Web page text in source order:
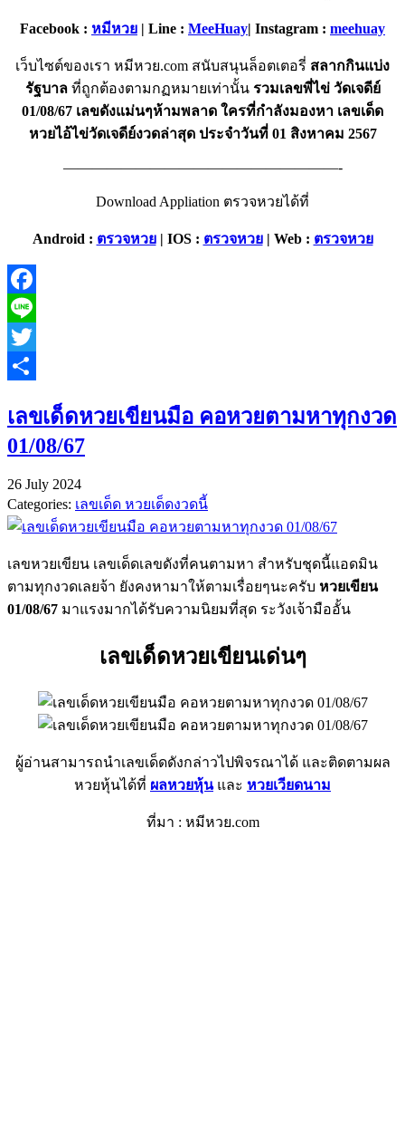
Facebook : หมีหวย | Line : MeeHuay| Instagram : meehuay
เว็บไซต์ของเรา หมีหวย.com สนับสนุนล็อตเตอรี่ สลากกินแบ่ง
รัฐบาล ที่ถูกต้องตามกฏหมายเท่านั้น รวมเลขพี่ไข่ วัดเจดีย์
01/08/67 เลขดังแม่นๆห้ามพลาด ใครที่กำลังมองหา เลขเด็ด
หวยไอ้ไข่วัดเจดีย์งวดล่าสุด ประจำวันที่ 01 สิงหาคม 2567
———————————————————-
Download Appliation ตรวจหวยได้ที่
Android : ตรวจหวย| IOS : ตรวจหวย | Web : ตรวจหวย
Facebook
Line
Twitter
เลขเด็ดหวยเขียนมือ คอหวยตามหาทุกงวด
01/08/67
26 July 2024
Categories: เลขเด็ด หวยเด็ดงวดนี้
เลขหวยเขียน เลขเด็ดเลขดังที่คนตามหา สำหรับชุดนี้แอดมิน
ตามทุกงวดเลยจ้า ยังคงหามาให้ตามเรื่อยๆนะครับ หวยเขียน
01/08/67 มาแรงมากได้รับความนิยมที่สุด ระวังเจ้ามืออั้น
เลขเด็ดหวยเขียนเด่นๆ
ผู้อ่านสามารถนำเลขเด็ดดังกล่าวไปพิจรณาได้ และติดตามผล
หวยหุ้นได้ที่ ผลหวยหุ้นและ หวยเวียดนาม
ที่มา : หมีหวย.com